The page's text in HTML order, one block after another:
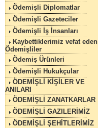
Ödemişli Diplomatlar
Ödemişli Gazeteciler
Ödemişli İş İnsanları
Kaybettiklerimiz vefat eden
Ödemişliler
Ödemiş Ürünleri
Ödemişli Hukukçular
ÖDEMİŞLİ KİŞİLER VE
ANILARI
ÖDEMİŞLİ ZANATKARLAR
ÖDEMİŞLİ GAZILERİMİZ
ÖDEMİŞLİ ŞEHİTLERİMİZ